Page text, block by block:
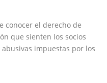
conocer el derecho de
que sienten los socios
impuestas por los